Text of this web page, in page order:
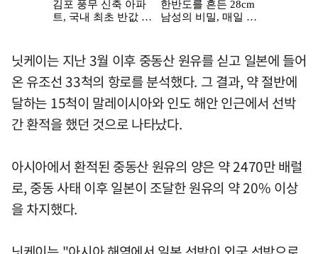
닛케이는 지난 3월 이후 중동산 원유를 싣고 일본에 들어
온 유조선 33척의 항로를 분석했다. 그 결과, 약 절반에
달하는 15척이 말레이시아와 인도 해안 인근에서 선박
간 환적을 했던 것으로 나타났다.
아시아에서 환적된 중동산 원유의 양은 약 2470만 배럴
로, 중동 사태 이후 일본이 조달한 원유의 약 20% 이상
을 차지했다.